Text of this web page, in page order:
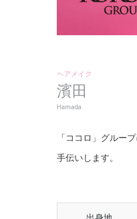
ヘアメイク
濱田
Hamada
「ココロ」グルー
手伝いします。